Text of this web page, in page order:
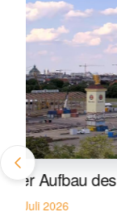
Der Aufbau
2. Juli 2026